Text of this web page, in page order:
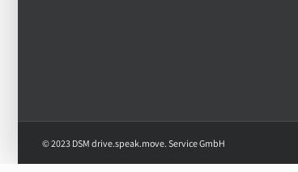
© 2023 DSM drive.speak.move. Service GmbH